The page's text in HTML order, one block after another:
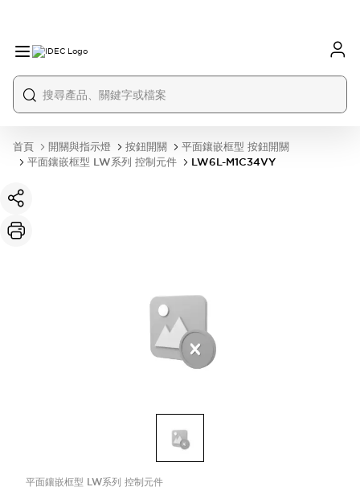
首頁 開關與指示燈 按鈕開關
平面鑲嵌框型 按鈕開關
平面鑲嵌框型 LW系列 控制元件
LW6L-M1C34VY
平面鑲嵌框型 LW系列 控制元件